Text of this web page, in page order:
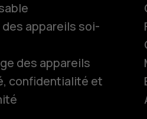
des appareils soi-
des appareils
confidentialité et